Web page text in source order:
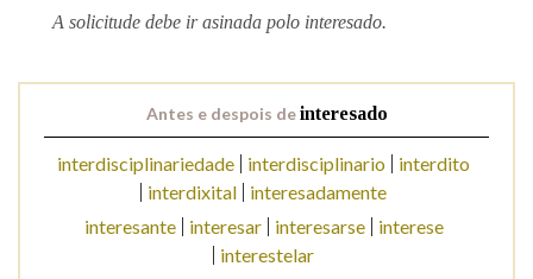
Pertence a
A solicitude debe ir asinada polo interesado.
Antes e despois deinteresado
interdisciplinariedade interdisciplinario
interdito
interdixital
interesadamente
interesante
interesar interesarse
interese
interestelar